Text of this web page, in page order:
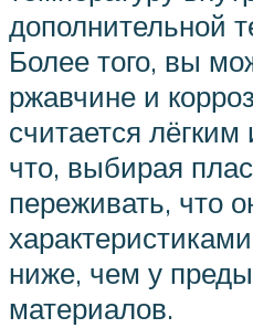
дополнительной
Более того, вы
ржавчине и
считается
что, выбирая
переживать, что
ниже, чем у
материалов.